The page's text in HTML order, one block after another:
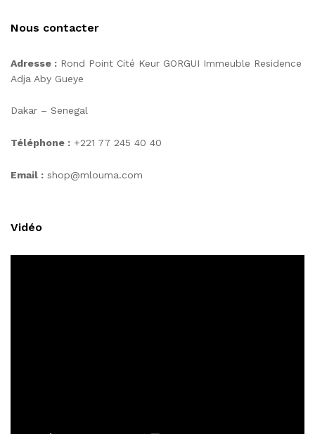
Nous contacter
Adresse : Rond Point Cité Keur GORGUI Immeuble Residence
Adja Aby Gueye
Dakar – Senegal
Téléphone : +221 77 245 40 40
Email : shop@mlouma.com
Vidéo